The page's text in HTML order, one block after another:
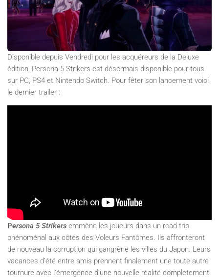
Disponible depuis Vendredi pour les acquéreurs de la Deluxe
édition, Persona 5 Strikers est désormais disponible pour tous
sur PC, PS4 et Nintendo Switch. Pour fêter son lancement voici
le dernier trailer :
Persona 5 Strikers emmène les joueurs dans un road trip
phénoménal aux côtés des Voleurs Fantômes. Ils affronteront
de nouveau la corruption qui gangrène les villes du Japon. Leurs
vacances d’été entre amis prennent finalement une toute autre
tournure avec l’émergence d’une nouvelle réalité complètement